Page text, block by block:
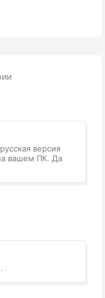
версия
вашем ПК. Да